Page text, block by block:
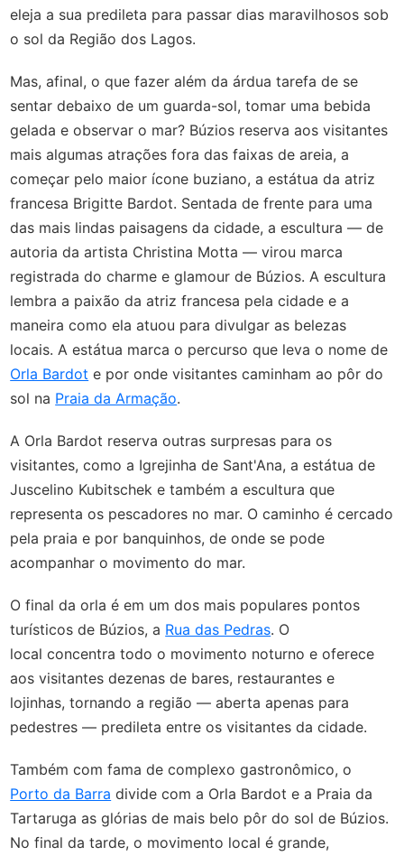
eleja a sua predileta para passar dias maravilhosos sob
o sol da Região dos Lagos.
Mas, afinal, o que fazer além da árdua tarefa de se
sentar debaixo de um guarda-sol, tomar uma bebida
gelada e observar o mar? Búzios reserva aos visitantes
mais algumas atrações fora das faixas de areia, a
começar pelo maior ícone buziano, a estátua da atriz
francesa Brigitte Bardot. Sentada de frente para uma
das mais lindas paisagens da cidade, a escultura — de
autoria da artista Christina Motta — virou marca
registrada do charme e glamour de Búzios. A escultura
lembra a paixão da atriz francesa pela cidade e a
maneira como ela atuou para divulgar as belezas
locais. A estátua marca o percurso que leva o nome de
Orla Bardot e por onde visitantes caminham ao pôr do
sol na Praia da Armação.
A Orla Bardot reserva outras surpresas para os
visitantes, como a Igrejinha de Sant'Ana, a estátua de
Juscelino Kubitschek e também a escultura que
representa os pescadores no mar. O caminho é cercado
pela praia e por banquinhos, de onde se pode
acompanhar o movimento do mar.
O final da orla é em um dos mais populares pontos
turísticos de Búzios, a Rua das Pedras. O
local concentra todo o movimento noturno e oferece
aos visitantes dezenas de bares, restaurantes e
lojinhas, tornando a região — aberta apenas para
pedestres — predileta entre os visitantes da cidade.
Também com fama de complexo gastronômico, o
Porto da Barra divide com a Orla Bardot e a Praia da
Tartaruga as glórias de mais belo pôr do sol de Búzios.
No final da tarde, o movimento local é grande,